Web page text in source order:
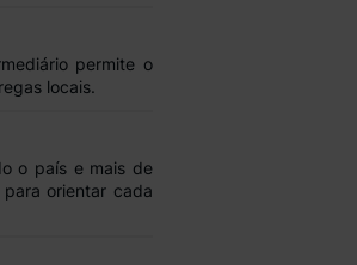
permite o
locais.
o país e mais de
para orientar cada